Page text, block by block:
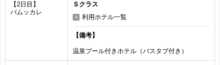
【2日目】
パムッカレ
Ｓクラス
利用ホテル一覧
【備考】
温泉プール付きホテル（バスタブ付き）